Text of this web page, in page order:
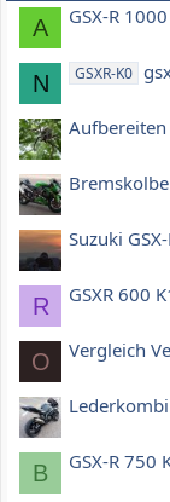
A GSX-R
N GSXR-K0
Suzuki
R GSXR 600
O Vergleich
B GSX-R 750